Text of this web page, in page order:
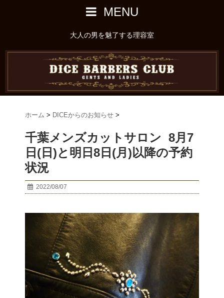
MENU
大人の男を魅了する理容室
ホーム > DICEからのお知らせ >
千葉メンズカットサロン 8月7
日(日)と明日8日(月)以降の予約
状況
2022/08/07